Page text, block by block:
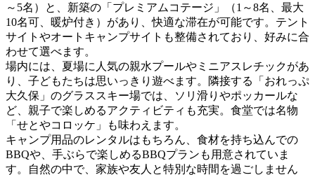
～5名）と、新築の「プレミアムコテージ」（1～8名、最大
10名可、暖炉付き）があり、快適な滞在が可能です。テント
サイトやオートキャンプサイトも整備されており、好みに合
わせて選べます。
場内には、夏場に人気の親水プールやミニアスレチックがあ
り、子どもたちは思いっきり遊べます。隣接する「おれっぷ
大久保」のグラススキー場では、ソリ滑りやポッカールな
ど、親子で楽しめるアクティビティも充実。食堂では名物
「せとやコロッケ」も味わえます。
キャンプ用品のレンタルはもちろん、食材を持ち込んでの
BBQや、手ぶらで楽しめるBBQプランも用意されていま
す。自然の中で、家族や友人と特別な時間を過ごしません